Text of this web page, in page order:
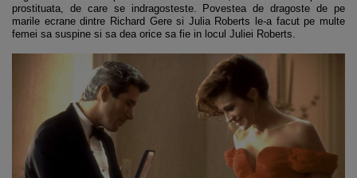
prostituata, de care se indragosteste. Povestea de dragoste de pe
marile ecrane dintre Richard Gere si Julia Roberts le-a facut pe multe
femei sa suspine si sa dea orice sa fie in locul Juliei Roberts.